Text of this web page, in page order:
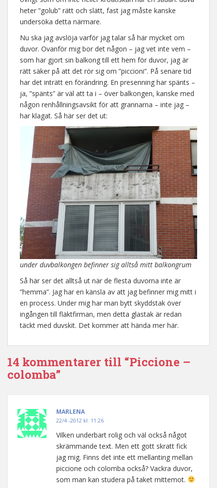
heter ”golub” rätt och slätt, fast jag måste kanske
undersöka detta närmare.
Nu ska jag avslöja varför jag talar så här mycket om
duvor. Ovanför mig bor det någon – jag vet inte vem –
som har gjort sin balkong till ett hem för duvor, jag är
rätt säker på att det rör sig om ”piccioni”. På senare tid
har det inträtt en förändring. En presenning har spänts –
ja, ”spänts” är väl att ta i – över balkongen, kanske med
någon renhållningsavsikt för att grannarna – inte jag –
har klagat. Så här ser det ut:
under duvbalkongen befinner sig alltså mitt balkongrum
Så här ser det alltså ut när de flesta duvorna inte är
”hemma”. Jag har en känsla av att jag befinner mig mitt i
en process. Under mig har man bytt skyddstak över
ingången till fläktfirman, men detta glastak är redan
täckt med duvskit. Det kommer att hända mer här.
14 kommentarer till “Piccione –
colomba”
MARLENA
22/4 -2012 kl. 11:26
Vilken underbart rolig och väl också något
skrämmande text. Men ett gott skratt fick
jag mig. Finns det inte ett mellanting mellan
piccione och colomba också? Vackra duvor,
som man kan studera på taket mittemot.